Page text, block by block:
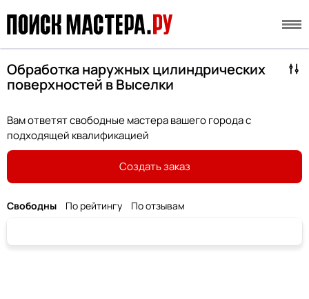
Обработка наружных цилиндрических
поверхностей в Выселки
Вам ответят свободные мастера вашего города с
подходящей квалификацией
Создать заказ
Свободны По рейтингу По отзывам